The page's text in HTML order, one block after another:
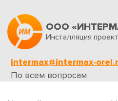
ООО
Инсталляция
intermax@intermax-
По всем вопросам